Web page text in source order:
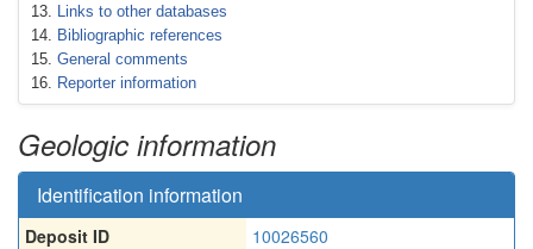
Links to other databases
Bibliographic references
General comments
Reporter information
Geologic information
Identification information
Deposit ID
10026560